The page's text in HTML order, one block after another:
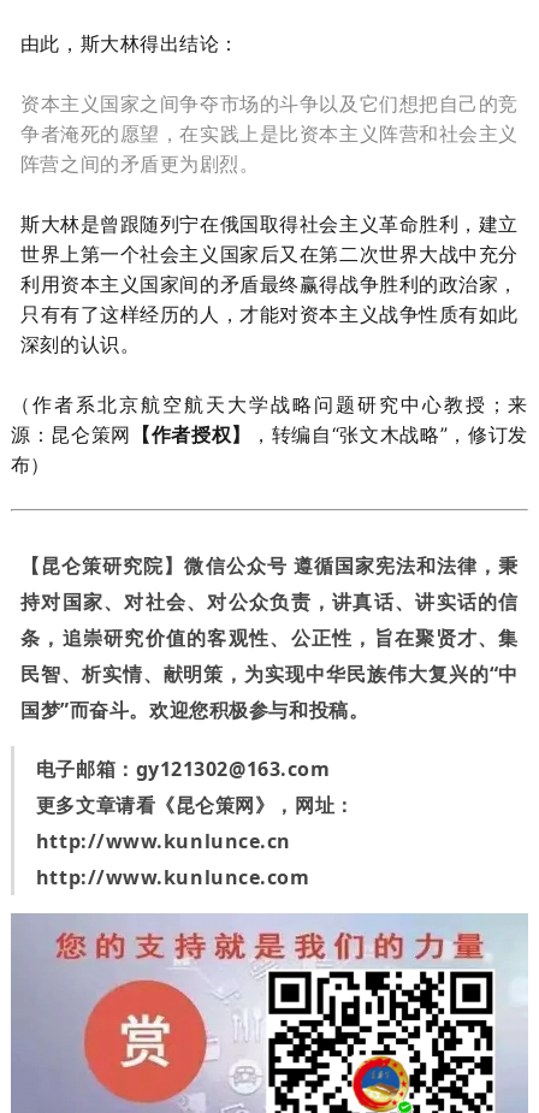
由此，斯大林得出结论：
资本主义国家之间争夺市场的斗争以及它们想把自己的竞
争者淹死的愿望，在实践上是比资本主义阵营和社会主义
阵营之间的矛盾更为剧烈。
斯大林是曾跟随列宁在俄国取得社会主义革命胜利，建立
世界上第一个社会主义国家后又在第二次世界大战中充分
利用资本主义国家间的矛盾最终赢得战争胜利的政治家，
只有有了这样经历的人，才能对资本主义战争性质有如此
深刻的认识。
（作者系北京航空航天大学战略问题研究中心教授；来
源：昆仑策网 【作者授权】
，转编自“张文木战略”，修订发
布）
【昆仑策研究院】微信公众号 遵循国家宪法和法律，秉
持对国家、对社会、对公众负责，讲真话、讲实话的信
条，追崇研究价值的客观性、公正性，旨在聚贤才、集
民智、析实情、献明策，为实现中华民族伟大复兴的“中
国梦”而奋斗。欢迎您积极参与和投稿。
电子邮箱： gy121302@163.com
更多文章请看《昆仑策网》，网址：
http://www.kunlunce.cn
http://www.kunlunce.com